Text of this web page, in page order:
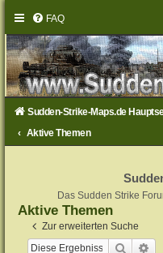
FAQ
Sudden-Strike-Maps.de
Aktive Themen
Das Sudden Strike
Aktive Themen
Zur erweiterten Suche
Suche